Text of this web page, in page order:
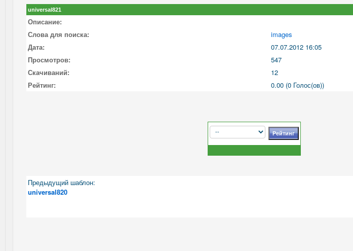
universal821
Описание:
Слова для поиска:
images
Дата:
07.07.2012 16:05
Просмотров:
547
Скачиваний:
12
Рейтинг:
0.00 (0 Голос(ов))
Предыдущий шаблон:
universal820